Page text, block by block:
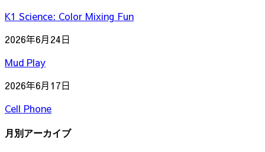
K1 Science: Color Mixing Fun
2026年6月24日
Mud Play
2026年6月17日
Cell Phone
月別アーカイブ